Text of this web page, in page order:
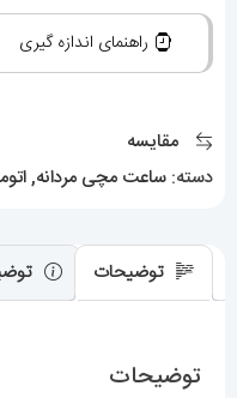
اتوماتیک
مشکی
Automatic
Silver
Screen
راهنمای اندازه گیری
مقایسه
دسته: ساعت مچی مردانه,
توضیحات
توضیحات